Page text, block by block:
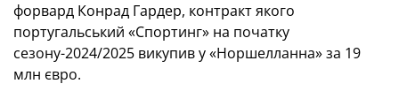
форвард Конрад Гардер, контракт якого
португальський «Спортинг» на початку
сезону-2024/2025 викупив у «Норшелланна» за 19
млн євро.